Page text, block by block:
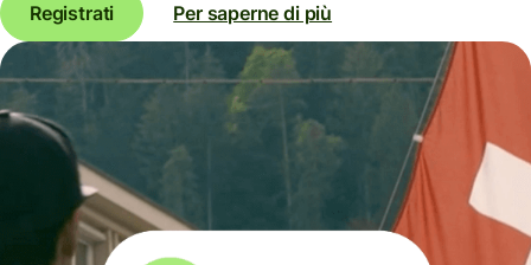
Registrati Per saperne di più